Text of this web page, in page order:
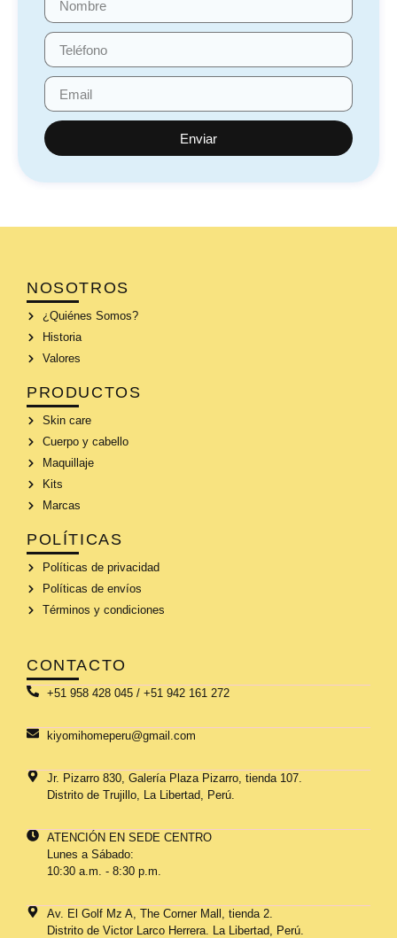
Enviar
NOSOTROS
¿Quiénes Somos?
Historia
Valores
PRODUCTOS
Skin care
Cuerpo y cabello
Maquillaje
Kits
Marcas
POLÍTICAS
Políticas de privacidad
Políticas de envíos
Términos y condiciones
CONTACTO
+51 958 428 045 / +51 942 161 272
kiyomihomeperu@gmail.com
Jr. Pizarro 830, Galería Plaza Pizarro, tienda 107.
Distrito de Trujillo, La Libertad, Perú.
ATENCIÓN EN SEDE CENTRO
Lunes a Sábado:
10:30 a.m. - 8:30 p.m.
Av. El Golf Mz A, The Corner Mall, tienda 2.
Distrito de Victor Larco Herrera. La Libertad, Perú.